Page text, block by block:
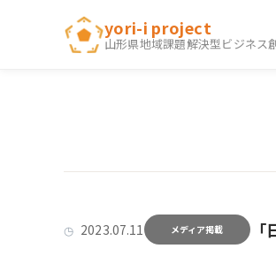
yori-i project
山形県地域課題解決型ビジネス
2023.07.11 メディア掲載 「